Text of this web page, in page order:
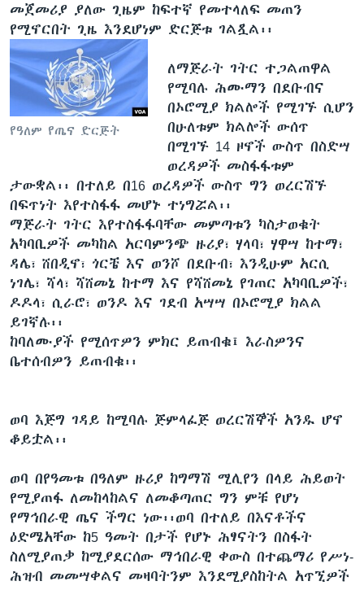
መጀመሪያ ያለው ጊዜም ከፍተኛ የመተላለፍ መጠን
የሚኖርበት ጊዜ እንደሆነም ድርጅቱ ገልጿል፡፡
የዓለም የጤና ድርጅት
ለማጅራት ገትር ተጋልጠዋል
የሚባሉ ሕሙማን በደቡብና
በኦሮሚያ ክልሎች የሚገኙ ሲሆን
በሁለቱም ክልሎች ውሰጥ
በሚገኙ 14 ዞኖች ውስጥ በስድሣ
ወረዳዎች መስፋፋቱም
ታውቋል፡፡ በተለይ በ16 ወረዳዎች ውስጥ ግን ወረርሽኙ
በፍጥነት እየተስፋፋ መሆኑ ተነግሯል፡፡
ማጅራት ገትር እየተስፋፋባቸው መምጣቱን ካስታወቁት
አካባቢዎች መካከል አርባምንጭ ዙሪያ፣ ሃላባ፣ ሃዋሣ ከተማ፣
ዳሌ፣ ሸበዲኖ፣ ጎርቼ እና ወንሾ በደቡብ፣ እንዲሁም አርሲ
ነገሌ፣ ሻላ፣ ሻሸመኔ ከተማ እና የሻሸመኔ የገጠር አካባቢዎች፣
ዶዶላ፣ ሲራሮ፣ ወንዶ እና ገደብ አሣሣ በኦሮሚያ ክልል
ይገኛሉ፡፡
ከባለሙያች የሚሰጥዎን ምክር ይጠብቁ፤ እራስዎንና
ቤተሰብዎን ይጠብቁ፡፡
ወባ እጅግ ገዳይ ከሚባሉ ጅምላፈጅ ወረርሽኞች አንዱ ሆኖ
ቆይቷል፡፡
ወባ በየዓመቱ በዓለም ዙሪያ ከግማሽ ሚሊየን በላይ ሕይወት
የሚያጠፋ ለመከላከልና ለመቆጣጠር ግን ምቹ የሆነ
የማኅበራዊ ጤና ችግር ነው፡፡ወባ በተለይ በእናቶችና
ዕድሜአቸው ከ5 ዓመት በታች የሆኑ ሕፃናትን በስፋት
ስለሚያጠቃ ከሚያደርሰው ማኅበራዊ ቀውስ በተጨማሪ የሥነ-
ሕዝብ መመሣቀልና መዛባትንም እንደሚያስከትል አጥኚዎች